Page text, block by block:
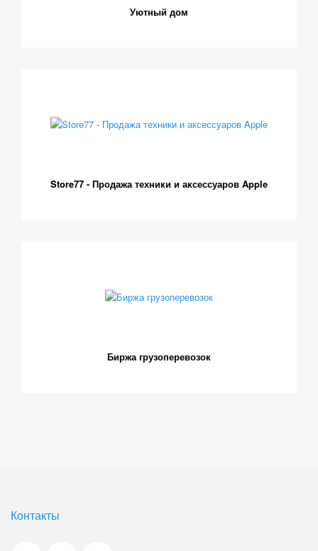
Уютный дом
Store77 - Продажа техники и аксессуаров Apple
Биржа грузоперевозок
Контакты